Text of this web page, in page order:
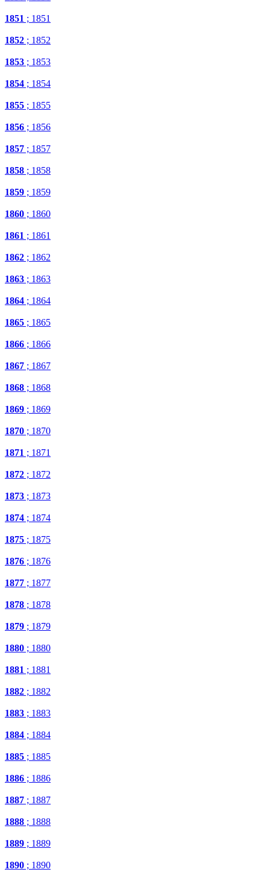
1851 ; 1851
1852 ; 1852
1853 ; 1853
1854 ; 1854
1855 ; 1855
1856 ; 1856
1857 ; 1857
1858 ; 1858
1859 ; 1859
1860 ; 1860
1861 ; 1861
1862 ; 1862
1863 ; 1863
1864 ; 1864
1865 ; 1865
1866 ; 1866
1867 ; 1867
1868 ; 1868
1869 ; 1869
1870 ; 1870
1871 ; 1871
1872 ; 1872
1873 ; 1873
1874 ; 1874
1875 ; 1875
1876 ; 1876
1877 ; 1877
1878 ; 1878
1879 ; 1879
1880 ; 1880
1881 ; 1881
1882 ; 1882
1883 ; 1883
1884 ; 1884
1885 ; 1885
1886 ; 1886
1887 ; 1887
1888 ; 1888
1889 ; 1889
1890 ; 1890